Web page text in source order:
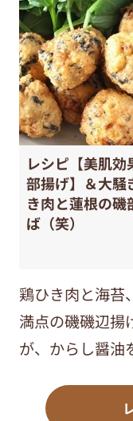
レシピ【美肌
部揚げ】＆大騒
き肉と蓮根の
ば（笑）
鶏ひき肉と海苔
満点の磯磯辺揚
が、からし醤油